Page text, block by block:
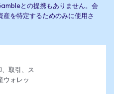
との提携もありません。会
を特定するためのみに使用さ
取引、ス
ウォレッ